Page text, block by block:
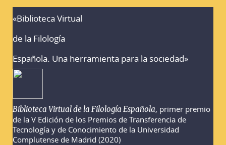
«Biblioteca Virtual
de la Filología
Española. Una herramienta para la sociedad»
Biblioteca Virtual de la Filología Española, primer premio
de la V Edición de los Premios de Transferencia de
Tecnología y de Conocimiento de la Universidad
Complutense de Madrid (2020)